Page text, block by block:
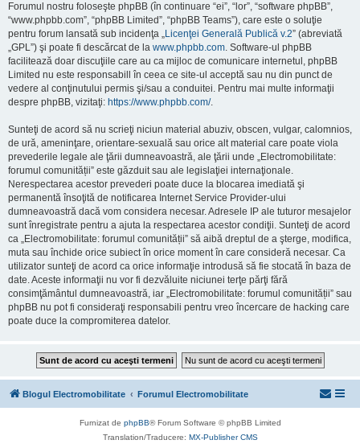
Forumul nostru foloseşte phpBB (în continuare “ei”, “lor”, “software phpBB”,
“www.phpbb.com”, “phpBB Limited”, “phpBB Teams”), care este o soluţie
pentru forum lansată sub incidenţa „Licenţei Generală Publică v.2” (abreviată
„GPL”) şi poate fi descărcat de la www.phpbb.com. Software-ul phpBB
facilitează doar discuţiile care au ca mijloc de comunicare internetul, phpBB
Limited nu este responsabill în ceea ce site-ul acceptă sau nu din punct de
vedere al conţinutului permis şi/sau a conduitei. Pentru mai multe informaţii
despre phpBB, vizitaţi: https://www.phpbb.com/.
Sunteţi de acord să nu scrieţi niciun material abuziv, obscen, vulgar, calomnios,
de ură, ameninţare, orientare-sexuală sau orice alt material care poate viola
prevederile legale ale ţării dumneavoastră, ale ţării unde „Electromobilitate:
forumul comunității” este găzduit sau ale legislaţiei internaţionale.
Nerespectarea acestor prevederi poate duce la blocarea imediată şi
permanentă însoţită de notificarea Internet Service Provider-ului
dumneavoastră dacă vom considera necesar. Adresele IP ale tuturor mesajelor
sunt înregistrate pentru a ajuta la respectarea acestor condiţii. Sunteţi de acord
ca „Electromobilitate: forumul comunității” să aibă dreptul de a şterge, modifica,
muta sau închide orice subiect în orice moment în care consideră necesar. Ca
utilizator sunteţi de acord ca orice informaţie introdusă să fie stocată în baza de
date. Aceste informaţii nu vor fi dezvăluite niciunei terţe părţi fără
consimţământul dumneavoastră, iar „Electromobilitate: forumul comunității” sau
phpBB nu pot fi consideraţi responsabili pentru vreo încercare de hacking care
poate duce la compromiterea datelor.
Blogul Electromobilitate Forumul Electromobilitate
Furnizat de phpBB® Forum Software © phpBB Limited
Translation/Traducere: MX-Publisher CMS